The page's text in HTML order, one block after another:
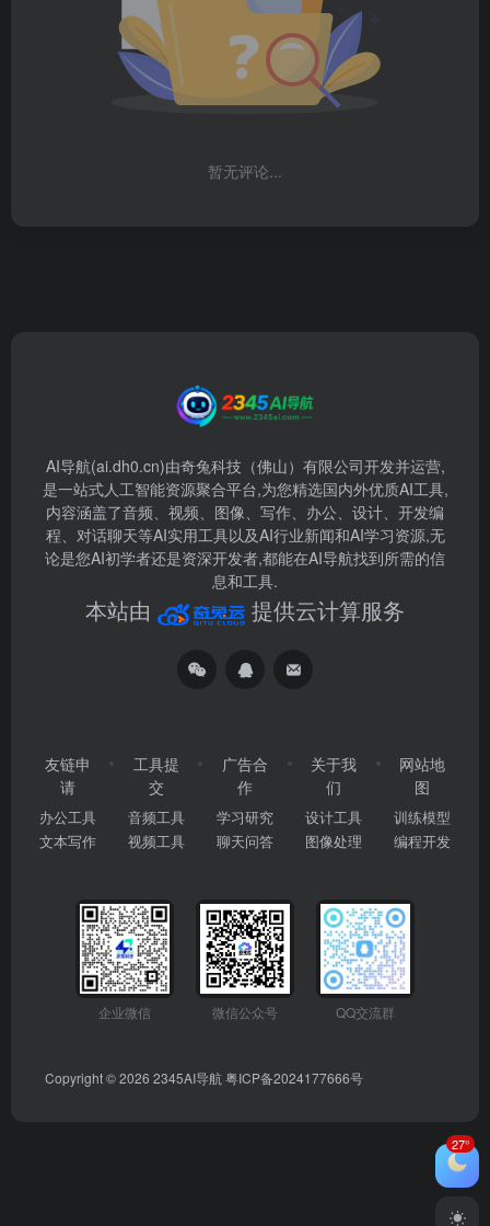
暂无评论...
AI导航(ai.dh0.cn)由奇兔科技（佛山）有限公司开发并运营,
是一站式人工智能资源聚合平台,为您精选国内外优质AI工具,
内容涵盖了音频、视频、图像、写作、办公、设计、开发编
程、对话聊天等AI实用工具以及AI行业新闻和AI学习资源,无
论是您AI初学者还是资深开发者,都能在AI导航找到所需的信
息和工具.
本站由 提供云计算服务
友链申
请
办公工具
文本写作
工具提
交
音频工具
视频工具
广告合
作
学习研究
聊天问答
关于我
们
设计工具
图像处理
网站地
图
训练模型
编程开发
企业微信 微信公众号 QQ交流群
Copyright © 2026 2345AI导航 粤ICP备2024177666号
27°